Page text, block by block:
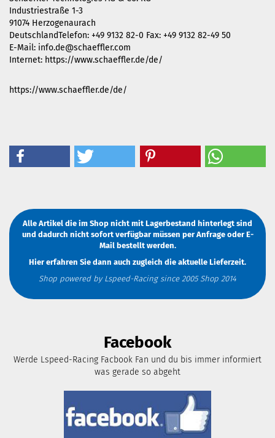
Industriestraße 1-3
91074 Herzogenaurach
DeutschlandTelefon: +49 9132 82-0 Fax: +49 9132 82-49 50
E-Mail: info.de@schaeffler.com
Internet: https://www.schaeffler.de/de/
https://www.schaeffler.de/de/
Alle Artikel die im Shop nicht mit Lagerbestand hinterlegt sind
und dadurch nicht sofort verfügbar müssen per AnfrageoderE-
Mailbestellt werden.
Hier erfahren Sie dann auch zugleich die aktuelle Lieferzeit.
Shop powered by Lspeed-Racing since 2005 Shop 2014
Facebook
Werde Lspeed-Racing Facbook Fan und du bis immer informiert
was gerade so abgeht